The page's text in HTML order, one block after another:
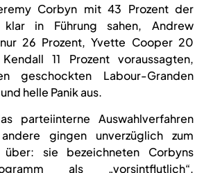
Corbyn mit 43 Prozent der
klar in Führung sahen, Andrew
26 Prozent, Yvette Cooper 20
11 Prozent voraussagten,
geschockten Labour-Granden
und helle Panik aus.
parteiinterne Auswahlverfahren
gingen unverzüglich zum
sie bezeichneten Corbyns
als „vorsintflutlich“,